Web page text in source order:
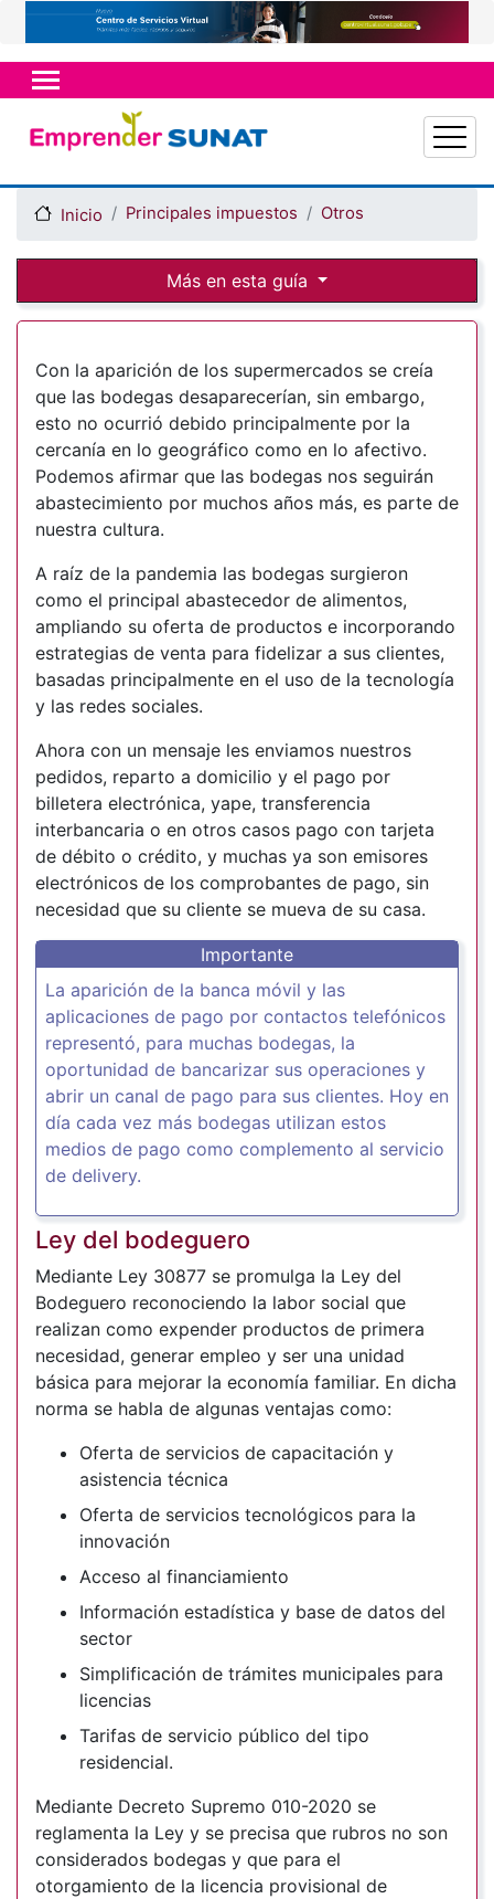
Pasar
al
contenido
principal
Inicio Principales impuestos Otros
Con la aparición de los supermercados se creía
que las bodegas desaparecerían, sin embargo,
esto no ocurrió debido principalmente por la
cercanía en lo geográfico como en lo afectivo.
Podemos afirmar que las bodegas nos seguirán
abastecimiento por muchos años más, es parte de
nuestra cultura.
A raíz de la pandemia las bodegas surgieron
como el principal abastecedor de alimentos,
ampliando su oferta de productos e incorporando
estrategias de venta para fidelizar a sus clientes,
basadas principalmente en el uso de la tecnología
y las redes sociales.
Ahora con un mensaje les enviamos nuestros
pedidos, reparto a domicilio y el pago por
billetera electrónica, yape, transferencia
interbancaria o en otros casos pago con tarjeta
de débito o crédito, y muchas ya son emisores
electrónicos de los comprobantes de pago, sin
necesidad que su cliente se mueva de su casa.
Importante
La aparición de la banca móvil y las
aplicaciones de pago por contactos telefónicos
representó, para muchas bodegas, la
oportunidad de bancarizar sus operaciones y
abrir un canal de pago para sus clientes. Hoy en
día cada vez más bodegas utilizan estos
medios de pago como complemento al servicio
de delivery.
Ley del bodeguero
Mediante Ley 30877 se promulga la Ley del
Bodeguero reconociendo la labor social que
realizan como expender productos de primera
necesidad, generar empleo y ser una unidad
básica para mejorar la economía familiar. En dicha
norma se habla de algunas ventajas como:
Oferta de servicios de capacitación y
asistencia técnica
Oferta de servicios tecnológicos para la
innovación
Acceso al financiamiento
Información estadística y base de datos del
sector
Simplificación de trámites municipales para
licencias
Tarifas de servicio público del tipo
residencial.
Mediante Decreto Supremo 010-2020 se
reglamenta la Ley y se precisa que rubros no son
considerados bodegas y que para el
otorgamiento de la licencia provisional de
Más en esta guía